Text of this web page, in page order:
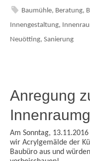
Baumühle, Beratung,
Innengestaltung,
Neuötting, Sanierung
Anregung
Am Sonntag,
wir Acrylgemälde der
Baubüro aus und